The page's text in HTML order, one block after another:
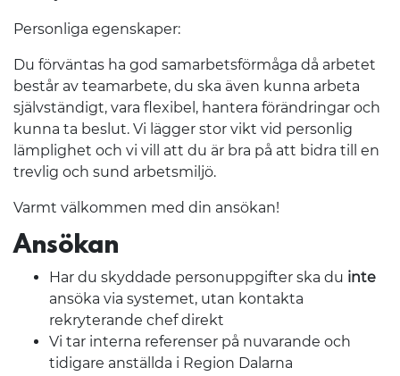
Personliga egenskaper:
Du förväntas ha god samarbetsförmåga då arbetet
består av teamarbete, du ska även kunna arbeta
självständigt, vara flexibel, hantera förändringar och
kunna ta beslut. Vi lägger stor vikt vid personlig
lämplighet och vi vill att du är bra på att bidra till en
trevlig och sund arbetsmiljö.
Varmt välkommen med din ansökan!
Ansökan
Har du skyddade personuppgifter ska du inte
ansöka via systemet, utan kontakta
rekryterande chef direkt
Vi tar interna referenser på nuvarande och
tidigare anställda i Region Dalarna